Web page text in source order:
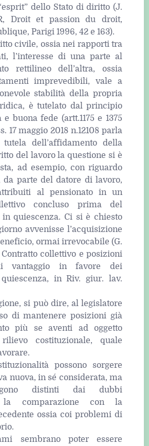
dello Stato di diritto (J.
Droit et passion du droit,
Parigi 1996, 42 e 163).
civile, ossia nei rapporti tra
l’interesse di una parte al
rettilineo dell’altra, ossia
imprevedibili, vale a
stabilità della propria
è tutelato dal principio
buona fede (artt.1175 e 1375
17 maggio 2018 n.12108 parla
tutela dell’affidamento della
del lavoro la questione si è
ad esempio, con riguardo
da parte del datore di lavoro,
al pensionato in un
concluso prima del
quiescenza. Ci si è chiesto
avvenisse l’acquisizione
ormai irrevocabile (G.
collettivo e posizioni
vantaggio in favore dei
in Riv. giur. lav.
si può dire, al legislatore
di mantenere posizioni già
più se aventi ad oggetto
costituzionale, quale
possono sorgere
nuova, in sé considerata, ma
distinti dai dubbi
la comparazione con la
ossia coi problemi di
sembrano poter essere